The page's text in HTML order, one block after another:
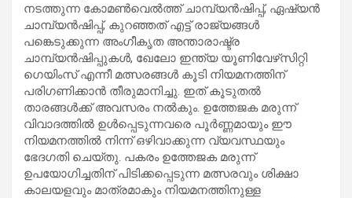
നടത്തുന്ന കോമണ്‍വെല്‍ത്ത് ചാമ്പ്യന്‍ഷിപ്പ്, ഏഷ്യന്‍
ചാമ്പ്യന്‍ഷിപ്പ്, കുറഞ്ഞത് എട്ട് രാജ്യങ്ങള്‍
പങ്കെടുക്കുന്ന അംഗീകൃത അന്താരാഷ്ട്ര
ചാമ്പ്യന്‍ഷിപ്പുകള്‍, ഖേലോ ഇന്ത്യ യൂണിവേഴ്‌സിറ്റി
ഗെയിംസ് എന്നീ മത്സരങ്ങള്‍ കൂടി നിയമനത്തിന്
പരിഗണിക്കാന്‍ തീരുമാനിച്ചു. ഇത് കൂടുതല്‍
താരങ്ങള്‍ക്ക് അവസരം നല്‍കും. ഉത്തേജക മരുന്ന്
വിവാദത്തില്‍ ഉള്‍പ്പെടുന്നവരെ പൂര്‍ണ്ണമായും ഈ
നിയമനത്തില്‍ നിന്ന് ഒഴിവാക്കുന്ന വ്യവസ്ഥയും
ഭേദഗതി ചെയ്തു. പകരം ഉത്തേജക മരുന്ന്
ഉപയോഗിച്ചതിന് പിടിക്കപ്പെടുന്ന മത്സരവും ശിക്ഷാ
കാലയളവും മാത്രമാകും നിയമനത്തിനുള്ള